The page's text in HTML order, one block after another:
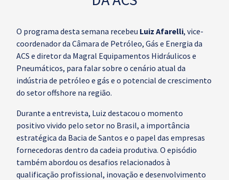
O programa desta semana recebeu Luiz Afarelli, vice-
coordenador da Câmara de Petróleo, Gás e Energia da
ACS e diretor da Magral Equipamentos Hidráulicos e
Pneumáticos, para falar sobre o cenário atual da
indústria de petróleo e gás e o potencial de crescimento
do setor offshore na região.
Durante a entrevista, Luiz destacou o momento
positivo vivido pelo setor no Brasil, a importância
estratégica da Bacia de Santos e o papel das empresas
fornecedoras dentro da cadeia produtiva. O episódio
também abordou os desafios relacionados à
qualificação profissional, inovação e desenvolvimento